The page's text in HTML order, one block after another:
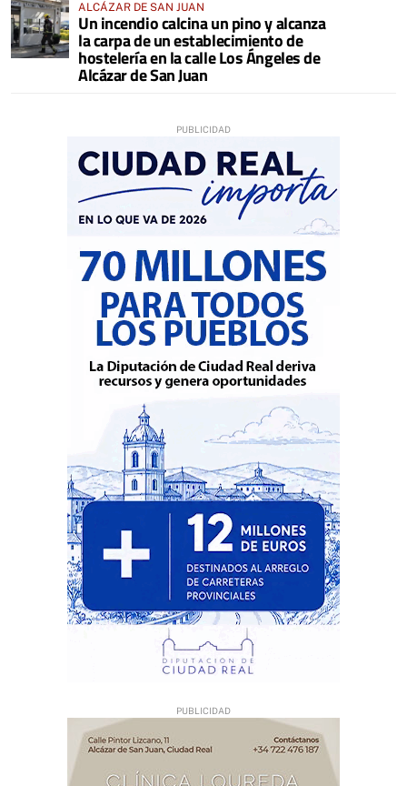
ALCÁZAR DE SAN JUAN
Un incendio calcina un pino y alcanza
la carpa de un establecimiento de
hostelería en la calle Los Ángeles de
Alcázar de San Juan